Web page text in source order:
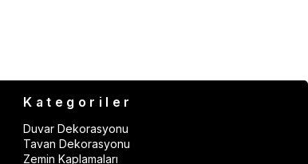
Kategoriler
Duvar Dekorasyonu
Tavan Dekorasyonu
Zemin Kaplamaları